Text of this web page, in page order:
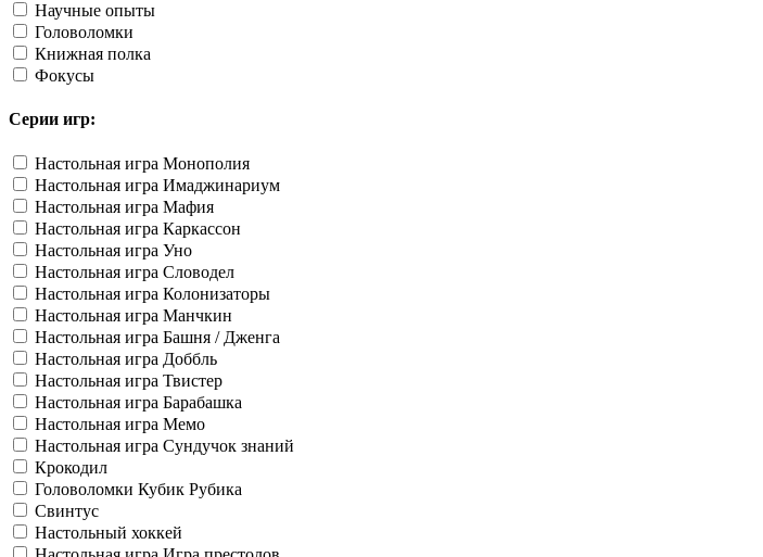
Научные опыты
Головоломки
Книжная полка
Фокусы
Серии игр:
Настольная игра Монополия
Настольная игра Имаджинариум
Настольная игра Мафия
Настольная игра Каркассон
Настольная игра Уно
Настольная игра Словодел
Настольная игра Колонизаторы
Настольная игра Манчкин
Настольная игра Башня / Дженга
Настольная игра Доббль
Настольная игра Твистер
Настольная игра Барабашка
Настольная игра Мемо
Настольная игра Сундучок знаний
Крокодил
Головоломки Кубик Рубика
Свинтус
Настольный хоккей